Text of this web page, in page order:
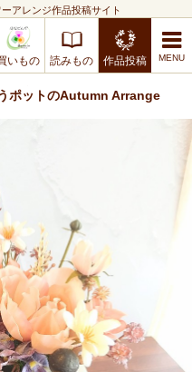
アレンジ作品投稿サイト
いもの 読みもの 作品投稿
ポットのAutumn Arrange